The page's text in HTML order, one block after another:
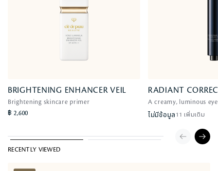
BRIGHTENING ENHANCER VEIL
Brightening skincare primer
฿ 2,600
RADIANT
A creamy, luminous
ไม่มีข้อมูล 11 เพิ่มเติม
RECENTLY VIEWED